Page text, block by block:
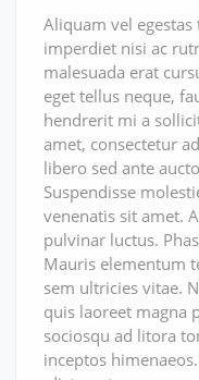
Aliquam vel
imperdiet nisi ac
malesuada erat
eget tellus neque,
hendrerit mi a
amet, consectetur
libero sed ante
Suspendisse
venenatis sit amet.
pulvinar luctus.
Mauris elementum
sem ultricies vitae.
quis laoreet magna
sociosqu ad litora
inceptos